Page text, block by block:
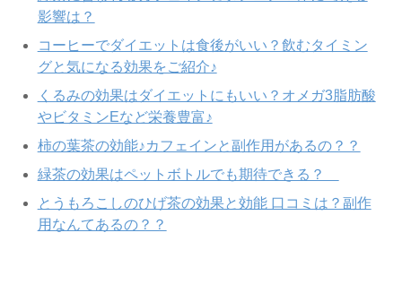
影響は？
コーヒーでダイエットは食後がいい？飲むタイミン
グと気になる効果をご紹介♪
くるみの効果はダイエットにもいい？オメガ3脂肪酸
やビタミンEなど栄養豊富♪
柿の葉茶の効能♪カフェインと副作用があるの？？
緑茶の効果はペットボトルでも期待できる？
とうもろこしのひげ茶の効果と効能 口コミは？副作
用なんてあるの？？